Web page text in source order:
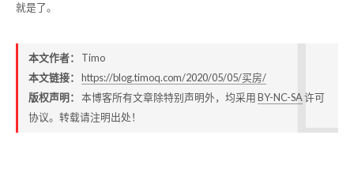
就是了。
本文作者： Timo
本文链接：
https://blog.timoq.com/2020/05/05/买房/
版权声明： 本博客所有文章除特别声明外，均采用BY-NC-SA许可
协议。转载请注明出处！